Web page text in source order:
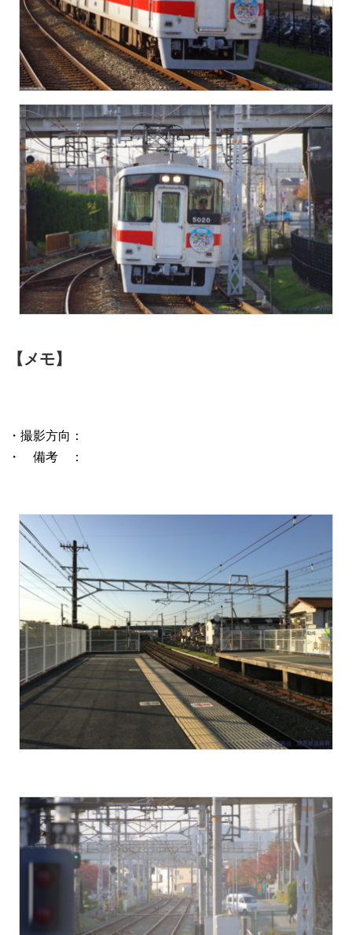
【メモ】
・撮影方向：
・ 備考 ：